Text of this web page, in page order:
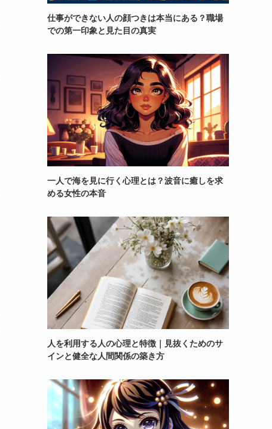
仕事ができない人の顔つきは本当にある？職場
での第一印象と見た目の真実
一人で海を見に行く心理とは？波音に癒しを求
める女性の本音
人を利用する人の心理と特徴｜見抜くためのサ
インと健全な人間関係の築き方